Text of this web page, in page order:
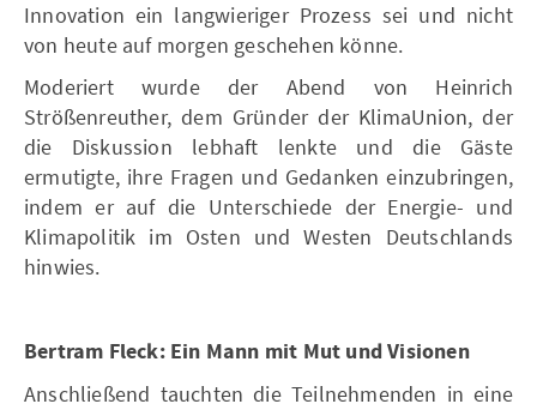
Innovation ein langwieriger Prozess sei und nicht
von heute auf morgen geschehen könne.
Moderiert wurde der Abend von Heinrich
Strößenreuther, dem Gründer der KlimaUnion, der
die Diskussion lebhaft lenkte und die Gäste
ermutigte, ihre Fragen und Gedanken einzubringen,
indem er auf die Unterschiede der Energie- und
Klimapolitik im Osten und Westen Deutschlands
hinwies.
Bertram Fleck: Ein Mann mit Mut und Visionen
Anschließend tauchten die Teilnehmenden in eine